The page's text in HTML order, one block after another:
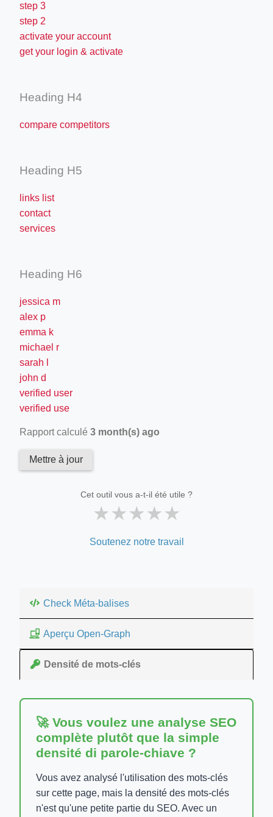
step 3
step 2
activate your account
get your login & activate
Heading H4
compare competitors
Heading H5
links list
contact
services
Heading H6
jessica m
alex p
emma k
michael r
sarah l
john d
verified user
verified use
Rapport calculé 3 month(s) ago
Mettre à jour
Cet outil vous a-t-il été utile ?
★★★★★
Soutenez notre travail
Check Méta-balises
Aperçu Open-Graph
Densité de mots-clés
🚀 Vous voulez une analyse SEO
complète plutôt que la simple
densité di parole-chiave ?
Vous avez analysé l'utilisation des mots-clés
sur cette page, mais la densité des mots-clés
n'est qu'une petite partie du SEO. Avec un